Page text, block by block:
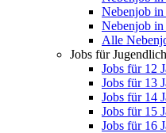
Nebenjob
Nebenjob in
Alle
Jobs für
Jobs für 12
Jobs für 13
Jobs für 14
Jobs für 15
Jobs für 16